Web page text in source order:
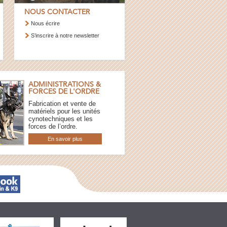
NOUS CONTACTER
Nous écrire
S’inscrire à notre newsletter
ADMINISTRATIONS &
FORCES DE L'ORDRE
Fabrication et vente de
matériels pour les unités
cynotechniques et les
forces de l’ordre.
En savoir plus